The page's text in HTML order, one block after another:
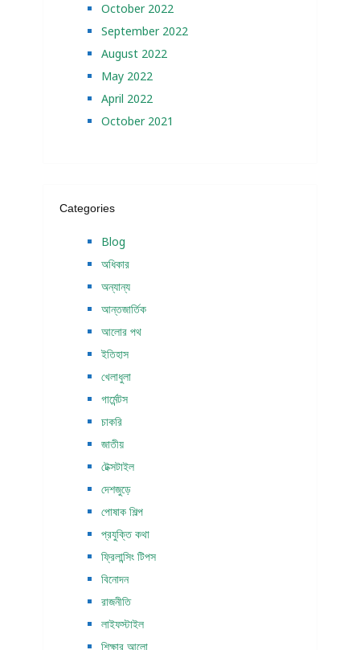
October 2022
September 2022
August 2022
May 2022
April 2022
October 2021
Categories
Blog
অধিকার
অন্যান্য
আন্তজার্তিক
আলোর পথ
ইতিহাস
খেলাধুলা
গার্মেন্টস
চাকরি
জাতীয়
টেক্সটাইল
দেশজুড়ে
পোষাক শিল্প
প্রযুক্তি কথা
ফ্রিলান্সিং টিপস
বিনোদন
রাজনীতি
লাইফস্টাইল
শিক্ষার আলো